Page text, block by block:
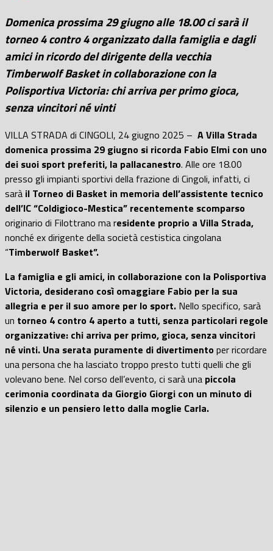
Domenica prossima 29 giugno alle 18.00 ci sarà il
torneo 4 contro 4 organizzato dalla famiglia e dagli
amici in ricordo del dirigente della vecchia
Timberwolf Basket in collaborazione con la
Polisportiva Victoria: chi arriva per primo gioca,
senza vincitori né vinti
VILLA STRADA di CINGOLI, 24 giugno 2025 – A Villa Strada
domenica prossima 29 giugno si ricorda Fabio Elmi con uno
dei suoi sport preferiti, la pallacanestro. Alle ore 18.00
presso gli impianti sportivi della frazione di Cingoli, infatti, ci
sarà il Torneo di Basket in memoria dell’assistente tecnico
dell’IC “Coldigioco-Mestica” recentemente scomparso
originario di Filottrano ma residente proprio a Villa Strada,
nonché ex dirigente della società cestistica cingolana
“Timberwolf Basket”.
La famiglia e gli amici, in collaborazione con la Polisportiva
Victoria, desiderano così omaggiare Fabio per la sua
allegria e per il suo amore per lo sport. Nello specifico, sarà
un torneo 4 contro 4 aperto a tutti, senza particolari regole
organizzative: chi arriva per primo, gioca, senza vincitori
né vinti. Una serata puramente di divertimentoper ricordare
una persona che ha lasciato troppo presto tutti quelli che gli
volevano bene. Nel corso dell’evento, ci sarà una piccola
cerimonia coordinata da Giorgio Giorgi con un minuto di
silenzio e un pensiero letto dalla moglie Carla.